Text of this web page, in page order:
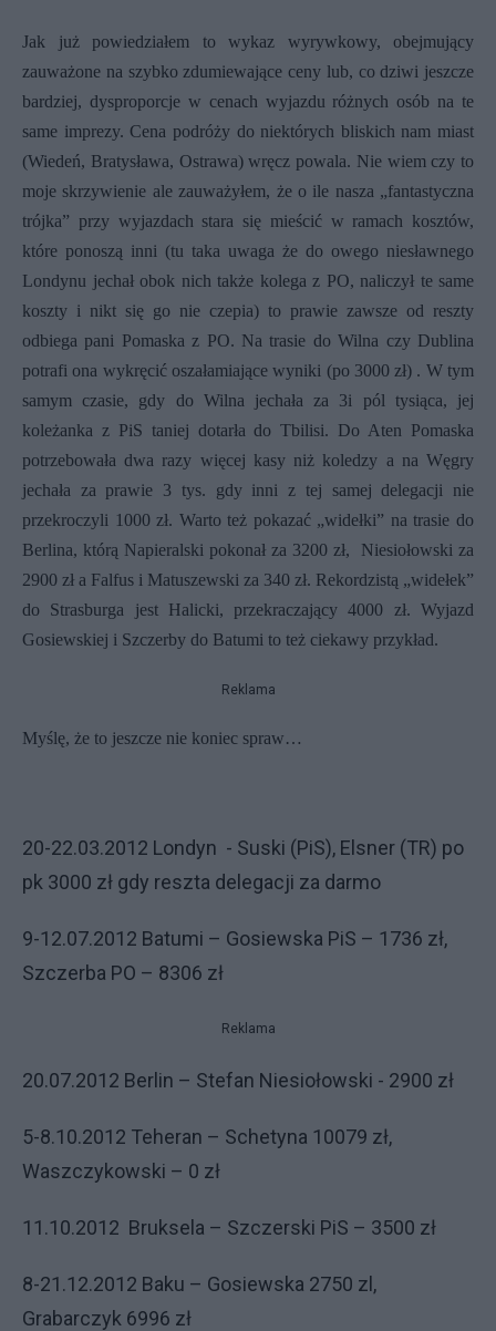
Jak już powiedziałem to wykaz wyrywkowy, obejmujący
zauważone na szybko zdumiewające ceny lub, co dziwi jeszcze
bardziej, dysproporcje w cenach wyjazdu różnych osób na te
same imprezy. Cena podróży do niektórych bliskich nam miast
(Wiedeń, Bratysława, Ostrawa) wręcz powala. Nie wiem czy to
moje skrzywienie ale zauważyłem, że o ile nasza „fantastyczna
trójka” przy wyjazdach stara się mieścić w ramach kosztów,
które ponoszą inni (tu taka uwaga że do owego niesławnego
Londynu jechał obok nich także kolega z PO, naliczył te same
koszty i nikt się go nie czepia) to prawie zawsze od reszty
odbiega pani Pomaska z PO. Na trasie do Wilna czy Dublina
potrafi ona wykręcić oszałamiające wyniki (po 3000 zł) . W tym
samym czasie, gdy do Wilna jechała za 3i pól tysiąca, jej
koleżanka z PiS taniej dotarła do Tbilisi. Do Aten Pomaska
potrzebowała dwa razy więcej kasy niż koledzy a na Węgry
jechała za prawie 3 tys. gdy inni z tej samej delegacji nie
przekroczyli 1000 zł. Warto też pokazać „widełki” na trasie do
Berlina, którą Napieralski pokonał za 3200 zł,
Niesiołowski za
2900 zł a Falfus i Matuszewski za 340 zł. Rekordzistą „widełek”
do Strasburga jest Halicki, przekraczający 4000 zł. Wyjazd
Gosiewskiej i Szczerby do Batumi to też ciekawy przykład.
Reklama
Myślę, że to jeszcze nie koniec spraw…
20-22.03.2012 Londyn - Suski (PiS), Elsner (TR) po
pk 3000 zł gdy reszta delegacji za darmo
9-12.07.2012 Batumi – Gosiewska PiS – 1736 zł,
Szczerba PO – 8306 zł
Reklama
20.07.2012 Berlin – Stefan Niesiołowski - 2900 zł
5-8.10.2012 Teheran – Schetyna 10079 zł,
Waszczykowski – 0 zł
11.10.2012 Bruksela – Szczerski PiS – 3500 zł
8-21.12.2012 Baku – Gosiewska 2750 zl,
Grabarczyk 6996 zł